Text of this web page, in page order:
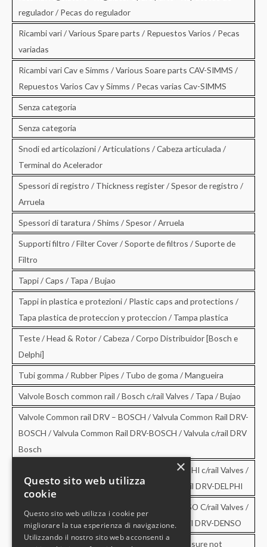
regulador / Pecas do regulador
Ricambi vari / Various Spare parts / Repuestos Varios / Pecas
variadas
Ricambi vari Cav e Simms / Various Soare parts CAV-SIMMS /
Repuestos Varios Cav y Simms / Pecas varias Cav-SIMMS
Senza categoria
Senza categoria
Snodi ed articolazioni / Articulations / Cabeza articulada /
Terminal do Acelerador
Spessori di registro / Thickness register / Spesor de registro /
Arruela
Spessori di taratura / Shims / Spesor / Arruela
Supporti filtro / Filter Cover / Soporte de filtros / Suporte de
Filtro
Tappi / Caps / Tapa / Bujao
Tappi in plastica e protezioni / Plastic caps and protections /
Tapa plastica de proteccion y proteccion / Tampa plastica
Teste / Head & Rotor / Cabeza / Corpo Distribuidor [Bosch e
Delphi]
Tubi gomma / Rubber Pipes / Tubo de goma / Mangueira
Valvole Bosch common rail / Bosch c/rail Valves / Tapa / Bujao
Valvole Common rail DRV – BOSCH / Valvula Common Rail DRV-
BOSCH / Valvula Common Rail DRV-BOSCH / Valvula c/rail DRV
Bosch
Valvole Common rail DRV – DELPHI / DRV-DELPHI c/rail Valves /
Valvula Common Rail DRV-DELPHI / Valvula c/rail DRV-DELPHI
Valvole Common rail DRV – DENSO / DRV-DENSO C/rail Valves /
Valvula Common Rail DRV-DENSO / Valvula c/rail DRV-DENSO
Valvole di sovrapressione e di non ritorno / Pressure not
×
Questo sito web utilizza
cookie
Questo sito web utilizza i cookie per
migliorare la tua esperienza di navigazione.
Utilizzando il nostro sito web acconsenti a